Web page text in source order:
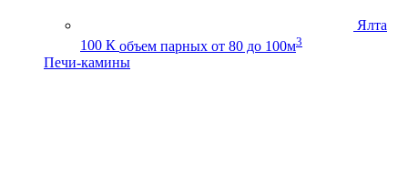
Ялта
100 К объем парных от 80 до 100м3
Печи-камины